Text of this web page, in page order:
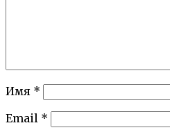
Имя *
Email *